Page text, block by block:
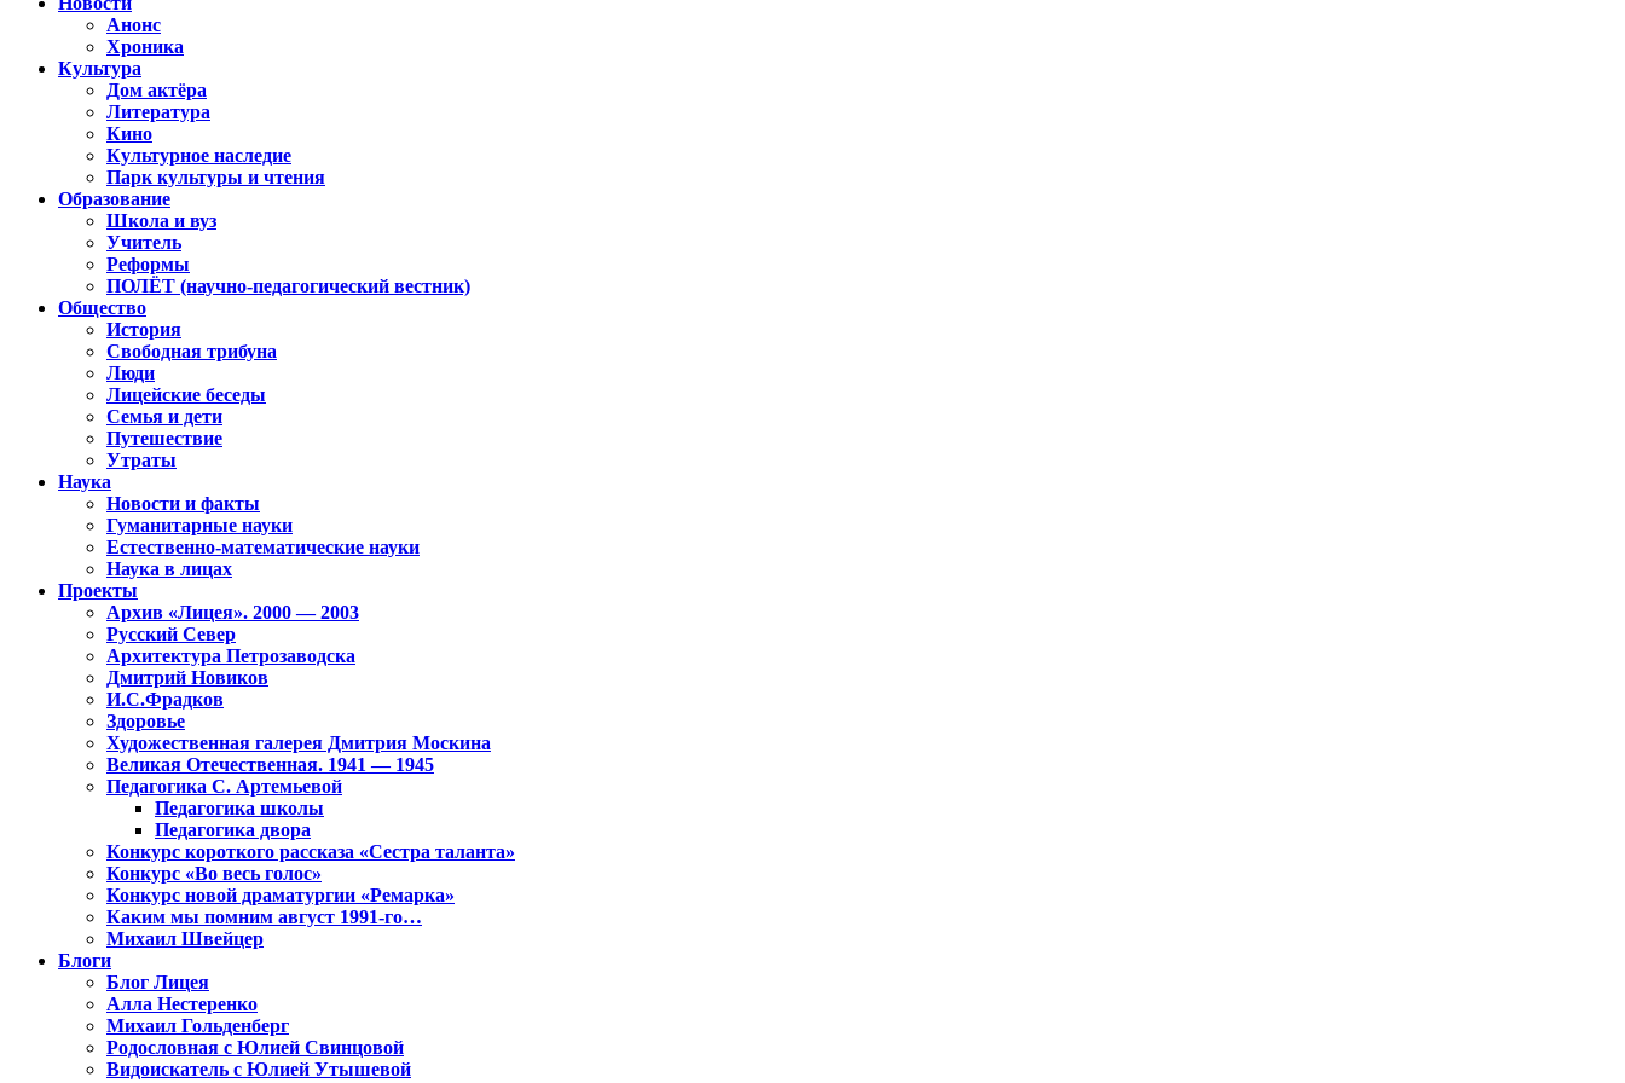
Анонс
Хроника
Культура
Дом актёра
Литература
Кино
Культурное наследие
Парк культуры и чтения
Образование
Школа и вуз
Учитель
Реформы
ПОЛЁТ (научно-педагогический вестник)
Общество
История
Свободная трибуна
Люди
Лицейские беседы
Семья и дети
Путешествие
Утраты
Наука
Новости и факты
Гуманитарные науки
Естественно-математические науки
Наука в лицах
Проекты
Архив «Лицея». 2000 — 2003
Русский Север
Архитектура Петрозаводска
Дмитрий Новиков
И.С.Фрадков
Здоровье
Художественная галерея Дмитрия Москина
Великая Отечественная. 1941 — 1945
Педагогика С. Артемьевой
Педагогика школы
Педагогика двора
Конкурс короткого рассказа «Сестра таланта»
Конкурс «Во весь голос»
Конкурс новой драматургии «Ремарка»
Каким мы помним август 1991-го…
Михаил Швейцер
Блоги
Блог Лицея
Алла Нестеренко
Михаил Гольденберг
Родословная с Юлией Свинцовой
Видоискатель с Юлией Утышевой